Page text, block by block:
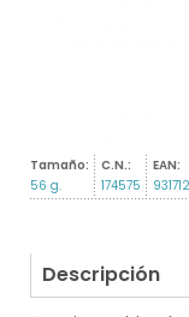
Tamaño:
56 g.
C.N.:
174575
EAN:
Descripción